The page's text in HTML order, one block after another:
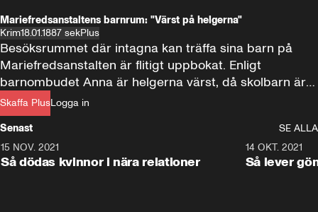
Mariefredsanstaltens barnrum: "Värst på helgerna"
Krim18.01.1887 sekPlus
Skaffa PlusLogga in
Besöksrummet där intagna kan träffa sina barn på
Mariefredsanstalten är flitigt uppbokat. Enligt
barnombudet Anna är helgerna värst, då skolbarn är
lediga.
Senast
SE ALLA
15 NOV. 2021
Så dödas kvinnor i nära relationer
14 OKT. 2021
Så lever